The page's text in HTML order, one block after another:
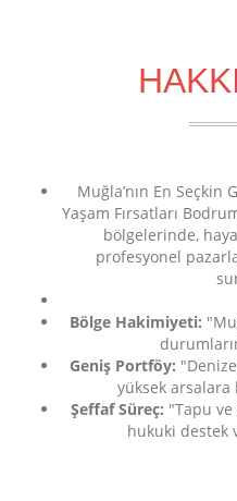
Muğla’nın En Seçkin
Yaşam Fırsatları
bölgelerinde,
profesyonel
Bölge Hakimiyeti:
Geniş Portföy:
yüksek arsalara
Şeffaf Süreç: "Tapu
hukuki destek